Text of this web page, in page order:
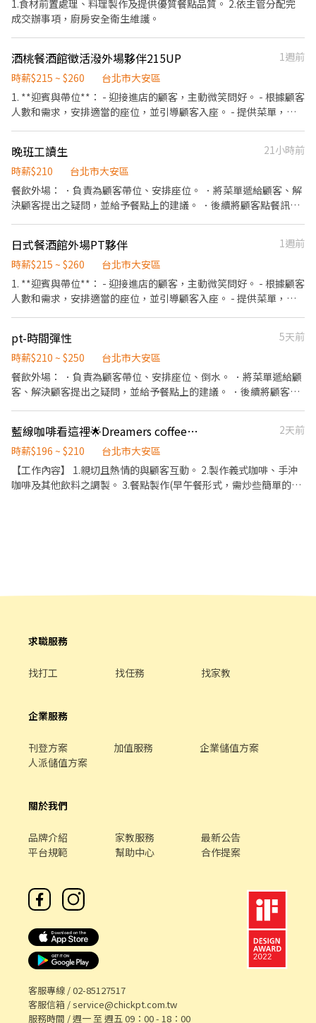
1.食材前置處理、料理製作及提供優質餐點品質。 2.依主管分配完
成交辦事項，廚房安全衛生維護。
酒桃餐酒館徵活潑外場夥伴215UP
1週前
時薪$215 ~ $260
台北市大安區
1. **迎賓與帶位**： - 迎接進店的顧客，主動微笑問好。 - 根據顧客
人數和需求，安排適當的座位，並引導顧客入座。 - 提供菜單，介
點餐需求，並確認是否有特殊要求（如食物過敏或飲食偏好）。 -
將訂單準確地傳達給廚房，並跟進訂單狀況。 3. **上菜與服務**：
- 按照順序將餐點送至顧客桌上，並進行簡單的介紹。 - 定期查看顧
客需求，主動提供加水、加酒等服務。 - 及時解決顧客在用餐過程
並確認交易的準確性。 - 感謝顧客光臨，送客離開，並邀請其再次
光臨。 5. **清理與整理**： - 在顧客用餐完畢後，及時清理餐桌，
毒。 - 確保餐廳外場環境整潔有序，隨時準備迎接新顧客。 6. **處
理投訴與意見**： - 耐心傾聽顧客的意見或投訴，並盡力解決問
題。 - 在必要時通知管理層，並協助處理更複雜的情況。 - 收集顧客
的反饋，並將其轉達給相關部門，以便改進服務。 7. **協助活動或
特殊場合**： - 根據餐廳需求，協助舉辦宴會、派對或其他活動的
安排。 - 與內場及其他同事協調，確保活動順利進行。 8. **產品推
廣與銷售**： - 推薦餐廳的特色菜品或飲品，提高銷售額。 - 介紹餐
廳的優惠活動或會員制度，吸引顧客參與。
晚班工讀生
21小時前
時薪$210
台北市大安區
餐飲外場： ．負責為顧客帶位、安排座位。 ．將菜單遞給顧客、解
決顧客提出之疑問，並給予餐點上的建議。 ．後續將顧客點餐訊息
．擔任廚師的助手，處理烹飪前與烹飪中之準備工作與其他餐廳相
關事務。 ．負責洗、剝、削、切各種食材。 ．負責清理工作環境、
設備和餐具。 ．準備不同餐點所需要的食材。 ．協助測量食材的容
量與重量。 ．負責擺盤、打包外帶服務。
日式餐酒館外場PT夥伴
1週前
時薪$215 ~ $260
台北市大安區
1. **迎賓與帶位**： - 迎接進店的顧客，主動微笑問好。 - 根據顧客
人數和需求，安排適當的座位，並引導顧客入座。 - 提供菜單，介
點餐需求，並確認是否有特殊要求（如食物過敏或飲食偏好）。 -
將訂單準確地傳達給廚房，並跟進訂單狀況。 3. **上菜與服務**：
- 按照順序將餐點送至顧客桌上，並進行簡單的介紹。 - 定期查看顧
客需求，主動提供加水、加酒等服務。 - 及時解決顧客在用餐過程
並確認交易的準確性。 - 感謝顧客光臨，送客離開，並邀請其再次
光臨。 5. **清理與整理**： - 在顧客用餐完畢後，及時清理餐桌，
毒。 - 確保餐廳外場環境整潔有序，隨時準備迎接新顧客。 6. **處
理投訴與意見**： - 耐心傾聽顧客的意見或投訴，並盡力解決問
pt-時間彈性
5天前
時薪$210 ~ $250
台北市大安區
餐飲外場： ．負責為顧客帶位、安排座位、倒水。 ．將菜單遞給顧
客、解決顧客提出之疑問，並給予餐點上的建議。 ．後續將顧客點
負責結帳、收銀等工作。 餐飲內場： ．擔任廚師的助手，處理烹飪
前與烹飪中之準備工作與其他餐廳相關事務。 ．負責洗、剝、削、
切各種食材。 ．負責清理工作環境、設備和餐具。 ．準備不同餐點
所需要的食材。 ．協助測量食材的容量與重量。 ．負責擺盤、打包
藍線咖啡看這裡🌟Dreamers coffee光復
2天前
時薪$196 ~ $210
台北市大安區
【工作內容】 1.親切且熱情的與顧客互動。 2.製作義式咖啡、手沖
咖啡及其他飲料之調製。 3.餐點製作(早午餐形式，需炒些簡單的配
求職服務
找打工 找任務 找家教
企業服務
刊登方案 加值服務
企業儲值方案
人派儲值方案
關於我們
品牌介紹 家教服務
最新公告
平台規範
幫助中心 合作提案
客服專線 /02-85127517
客服信箱 /service@chickpt.com.tw
服務時間 / 週一 至 週五 09：00 - 18：00